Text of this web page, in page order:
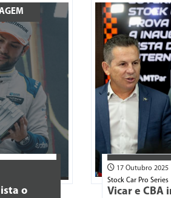
o
17 Outubro 2025
Stock Car Pro Series
Vicar e CBA